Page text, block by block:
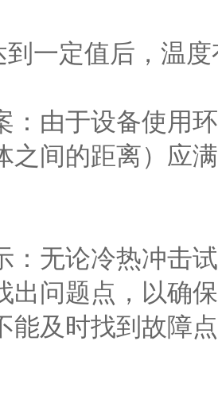
一定值后，温度
由于设备使用环
之间的距离）应
无论冷热冲击试
出问题点，以确
能及时找到故障